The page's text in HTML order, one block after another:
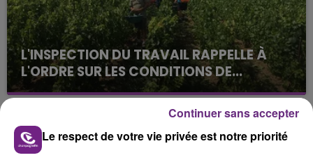
L'INSPECTION DU TRAVAIL RAPPELLE À
L'ORDRE SUR LES CONDITIONS DE...
Alors que les dates de début des vendange 2026
s'est avéré être plus précoce que prévu,
l'inspection du Travail en profite pour rappeler
les conditions de...
Le respect de votre vie privée est notre priorité
Continuer sans accepter